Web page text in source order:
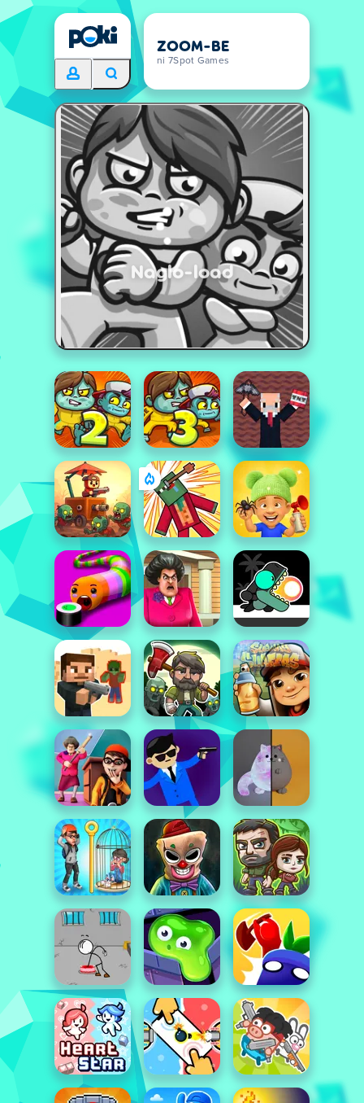
ZOOM-BE
ni 7Spot Games
Naglo-load